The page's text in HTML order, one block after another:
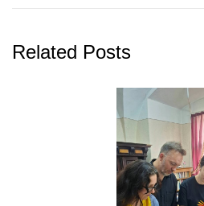
Related Posts